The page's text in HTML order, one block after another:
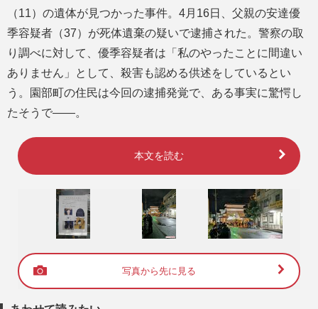
（11）の遺体が見つかった事件。4月16日、父親の安達優
季容疑者（37）が死体遺棄の疑いで逮捕された。警察の取
り調べに対して、優季容疑者は「私のやったことに間違い
ありません」として、殺害も認める供述をしているとい
う。園部町の住民は今回の逮捕発覚で、ある事実に驚愕し
たそうで――。
本文を読む
写真から先に見る